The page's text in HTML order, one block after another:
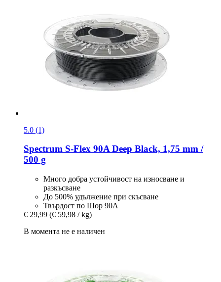
5.0 (1)
Spectrum S-​Flex 90A Deep Black, 1,75 mm /
500 g
Много добра устойчивост на износване и
разкъсване
До 500% удължение при скъсване
Твърдост по Шор 90А
€ 29,99 (€ 59,98 / kg)
В момента не е наличен